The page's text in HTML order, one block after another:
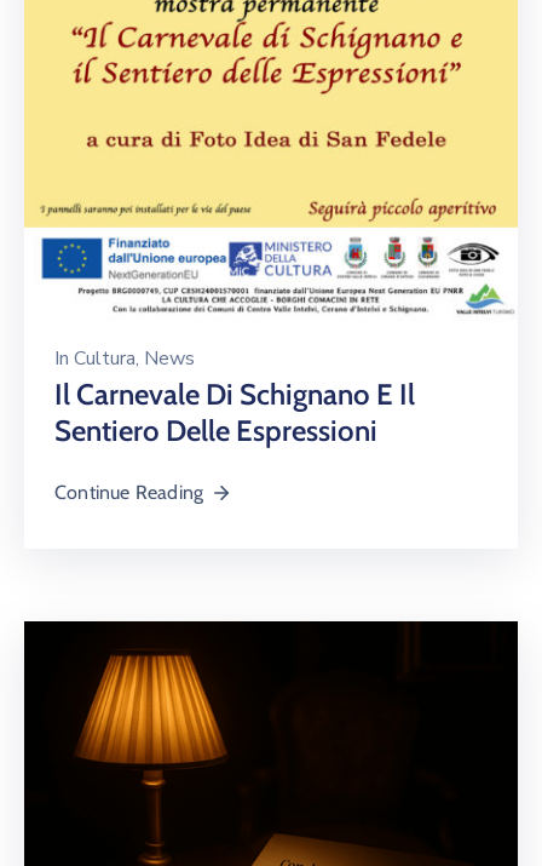
In Cultura‚ News
Il Carnevale Di Schignano E Il
Sentiero Delle Espressioni
Continue Reading